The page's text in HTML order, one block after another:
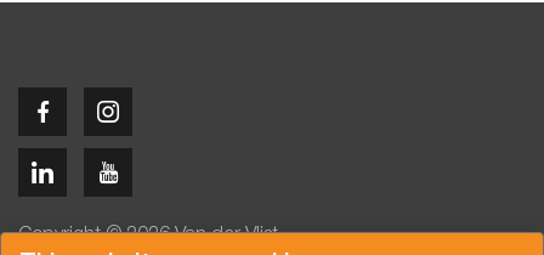
Copyright © 2026 Van der Vlist